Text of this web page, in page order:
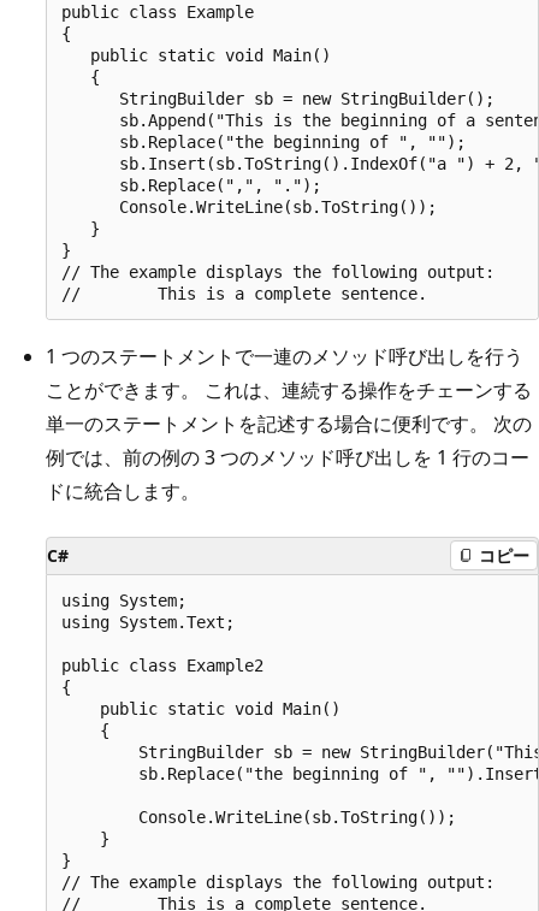
public class Example
{
   public static void Main()
   {
      StringBuilder sb = new StringBuilder();
sb.Append("This is the beginning of a
      sb.Replace("the beginning of ", "");
sb.Insert(sb.ToString().IndexOf("a ") + 2,
      sb.Replace(",", ".");
      Console.WriteLine(sb.ToString());
   }
}
// The example displays the following output:
1 つのステートメントで一連のメソッド呼び出しを行う
ことができます。 これは、連続する操作をチェーンする
単一のステートメントを記述する場合に便利です。 次の
例では、前の例の 3 つのメソッド呼び出しを 1 行のコー
ドに統合します。
C# コピー
using System;
using System.Text;
public class Example2
{
    public static void Main()
    {
StringBuilder sb = new
sb.Replace("the beginning of ",
        Console.WriteLine(sb.ToString());
    }
}
// The example displays the following output: